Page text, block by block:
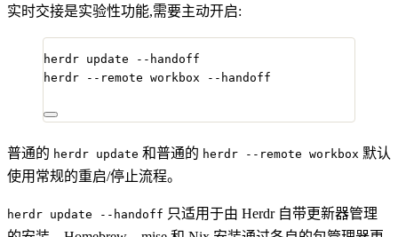
实时交接是实验性功能,需要主动开启:
herdr update
--handoff
herdr
--remote workbox --handoff
普通的 herdr update 和普通的 herdr --remote workbox 默认
使用常规的重启/停止流程。
herdr update --handoff 只适用于由 Herdr 自带更新器管理